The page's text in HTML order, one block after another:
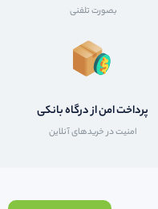
بصورت تلفنی
پرداخت امن از درگاه بانکی
امنیت در خریدهای آنلاین